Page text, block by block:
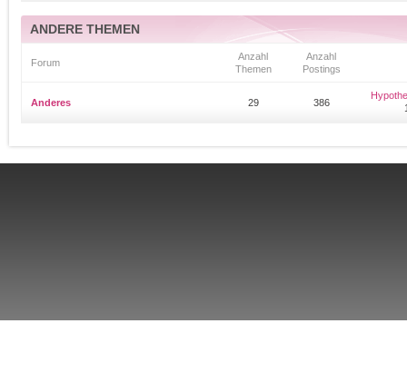
ANDERE THEMEN
Forum
Anzahl
Themen
Anzahl
Postings
Anderes 29 386